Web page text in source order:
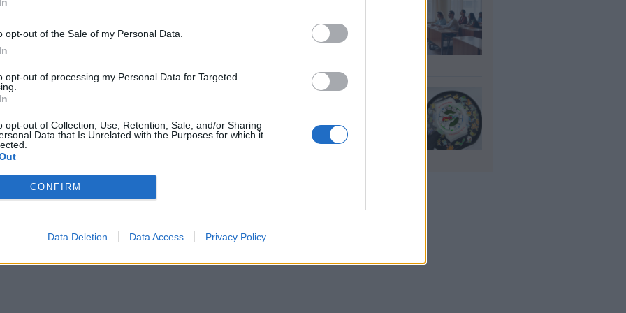
opt-out of the Sale of my Personal Data.
opt-out of processing my Personal Data for Targeted
opt-out of Collection, Use, Retention, Sale, and/or Sharing
Data that Is Unrelated with the Purposes for which it
CONFIRM
Data Deletion Data Access Privacy Policy
το έτος αυτό τη χρονιά με το τρίτο
το 2023 και το 2024.
το 83% των ζημιών που
σε παγκόσμιο επίπεδο, με 89 δισεκ. δολάρια
40 δισεκ. δολάρια για τις πυρκαγιές στο Λος
από σοβαρές πλημμύρες, κυρίως στο
με τη Swiss Re να μην δίνει ακόμα
αιτήσεις για 5.017
μόνιμους διορισμούς
Casio: Το νέο G-
τα 30 χρόνια του
franchise